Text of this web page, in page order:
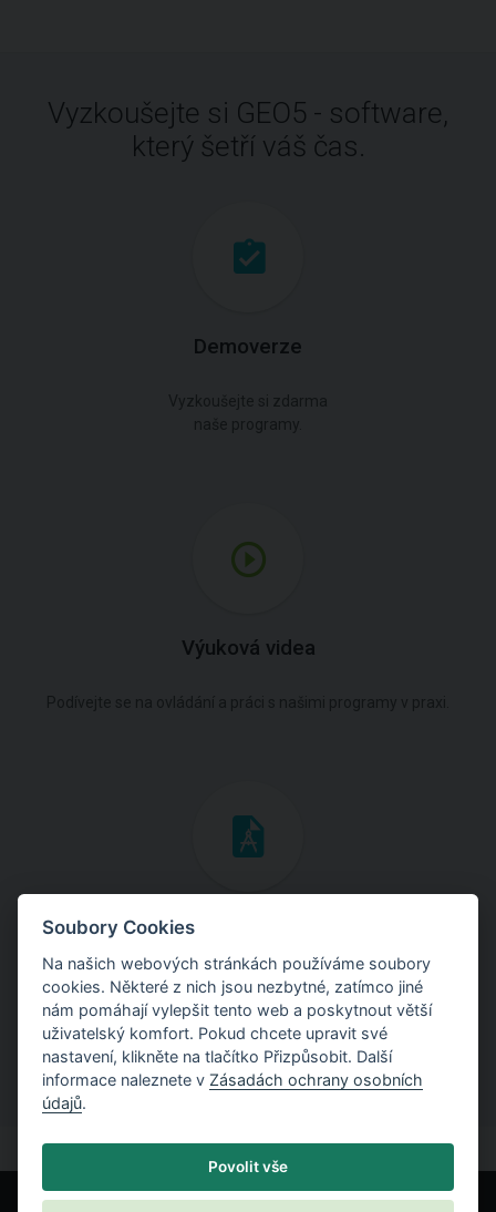
Vyzkoušejte si GEO5 - software,
který šetří váš čas.
Demoverze
Výuková videa
Inženýrské manuály
Stáhněte si manuály s teoretickými i praktickými ukázkami
použití programů.
Soubory Cookies
Na našich webových stránkách používáme soubory
cookies. Některé z nich jsou nezbytné, zatímco jiné
nám pomáhají vylepšit tento web a poskytnout větší
uživatelský komfort. Pokud chcete upravit své
nastavení, klikněte na tlačítko Přizpůsobit. Další
informace naleznete v Zásadách ochrany osobních
údajů.
Povolit vše